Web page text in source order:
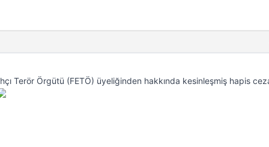
Terör Örgütü (FETÖ) üyeliğinden hakkında kesinleşmiş hapis